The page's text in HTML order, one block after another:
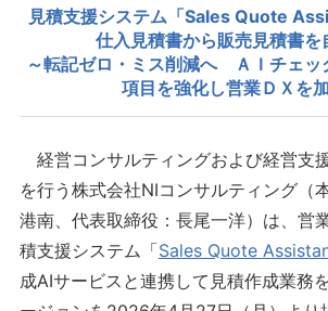
見積支援システム「Sales Quote
仕入見積書から販売見積書を
～転記ゼロ・ミス削減へ ＡＩチェッ
項目を強化し営業ＤＸを
経営コンサルティングおよび経営支
を行う株式会社NIコンサルティング（
港南、代表取締役：長尾一洋）は、営
積支援システム「Sales Quote
成AIサービスと連携して見積作成業務